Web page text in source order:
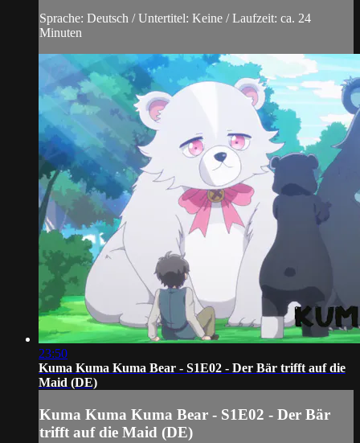
Sprache: Deutsch / Untertitel: Keine / Laufzeit: ca. 24
Minuten
23:50
Kuma Kuma Kuma Bear - S1E02 - Der Bär trifft auf die
Maid (DE)
Kuma Kuma Kuma Bear - S1E02 - Der Bär
trifft auf die Maid (DE)